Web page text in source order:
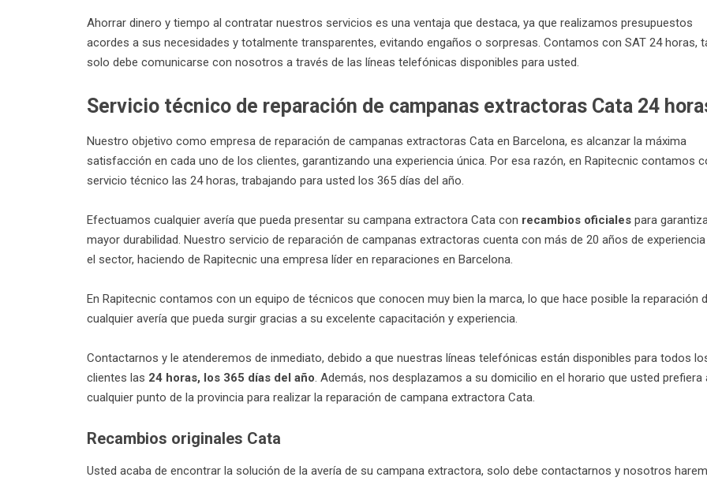
Ahorrar dinero y tiempo al contratar nuestros servicios es una ventaja que destaca, ya que realizamos presupuestos
acordes a sus necesidades y totalmente transparentes, evitando engaños o sorpresas. Contamos con SAT 24 horas,
solo debe comunicarse con nosotros a través de las líneas telefónicas disponibles para usted.
Servicio técnico de reparación de campanas extractoras Cata 24
Nuestro objetivo como empresa de reparación de campanas extractoras Cata en Barcelona, es alcanzar la máxima
satisfacción en cada uno de los clientes, garantizando una experiencia única. Por esa razón, en Rapitecnic contamos
servicio técnico las 24 horas, trabajando para usted los 365 días del año.
Efectuamos cualquier avería que pueda presentar su campana extractora Cata con recambios oficiales para
mayor durabilidad. Nuestro servicio de reparación de campanas extractoras cuenta con más de 20 años de
el sector, haciendo de Rapitecnic una empresa líder en reparaciones en Barcelona.
En Rapitecnic contamos con un equipo de técnicos que conocen muy bien la marca, lo que hace posible la reparación
cualquier avería que pueda surgir gracias a su excelente capacitación y experiencia.
Contactarnos y le atenderemos de inmediato, debido a que nuestras líneas telefónicas están disponibles para todos
clientes las 24 horas, los 365 días del año. Además, nos desplazamos a su domicilio en el horario que usted prefiera
cualquier punto de la provincia para realizar la reparación de campana extractora Cata.
Recambios originales Cata
Usted acaba de encontrar la solución de la avería de su campana extractora, solo debe contactarnos y nosotros